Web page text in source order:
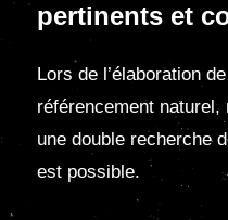
pertinents et
Lors de l’élaboration
référencement
une double recherche
est possible.